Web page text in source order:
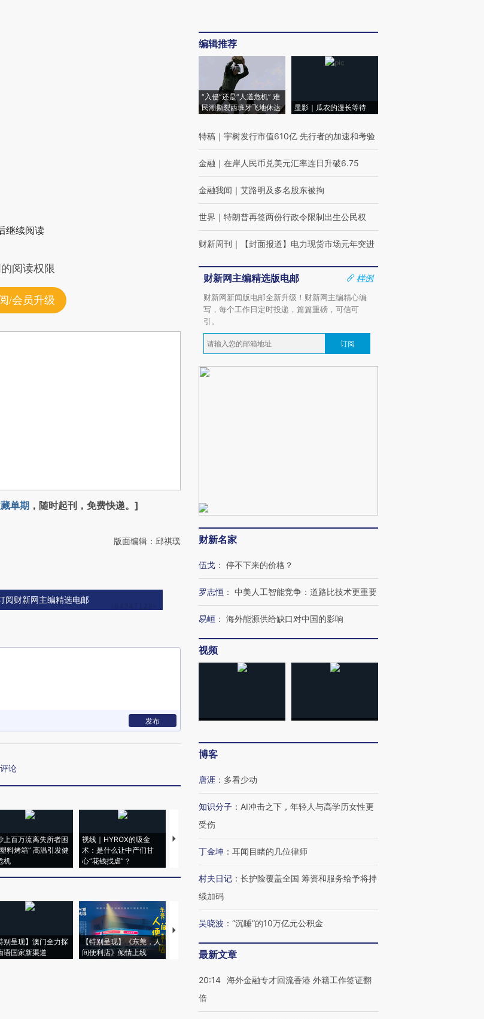
继续阅读
阅读权限
/会员升级
单期 ，随时起刊，免费快递。]
版面编辑：邱祺璞
阅财新网主编精选电邮
发布
论
上百万流离失所者困
料烤箱” 高温引发健
机
视线｜HYROX的吸金
术：是什么让中产们甘
心“花钱找虐”？
马航飞行员跨国走私7万
粒摇头丸 尿检体内含3种
视线｜被称为“蟑螂”的印
度Z世代 用街头抗争将教
视线｜“入侵”还是“人道危
别呈现】澳门全力探
语国家新渠道
【特别呈现】《东莞，人
间便利店》倾情上线
【推广】走进第四届链博
会，让数智科技“链”接产
【特别呈现】寻找100种
CFO：不靠规模取胜，华
编辑推荐
“入侵”还是“人道危机” 难
民潮撕裂西班牙飞地休达
显影｜瓜农的漫长等待
特稿 ｜ 宇树发行市值610亿 先行者的加速和考验
金融 ｜ 在岸人民币兑美元汇率连日升破6.75
金融我闻 ｜ 艾路明及多名股东被拘
世界 ｜ 特朗普再签两份行政令限制出生公民权
财新周刊 ｜ 【封面报道】电力现货市场元年突进
财新网主编精选版电邮
样例
财新网新闻版电邮全新升级！财新网主编精心编
写，每个工作日定时投递，篇篇重磅，可信可
引。
订阅
财新名家
伍戈 ： 停不下来的价格？
罗志恒 ： 中美人工智能竞争：道路比技术更重要
易峘 ： 海外能源供给缺口对中国的影响
视频
博客
唐涯 ： 多看少动
知识分子 ： AI冲击之下，年轻人与高学历女性更
受伤
丁金坤 ： 耳闻目睹的几位律师
村夫日记 ： 长护险覆盖全国 筹资和服务给予将持
续加码
吴晓波 ： “沉睡”的10万亿元公积金
最新文章
20:14 海外金融专才回流香港 外籍工作签证翻
倍